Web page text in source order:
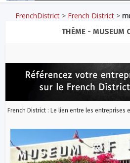
FrenchDistrict > French District >
THÈME - MUSEUM
French District : Le lien entre les entreprises